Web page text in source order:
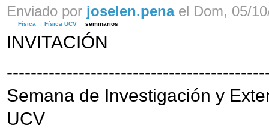
Enviado por joselen.penael Dom, 05/
Física Física UCV seminarios
INVITACIÓN
Semana de Investigación y
UCV